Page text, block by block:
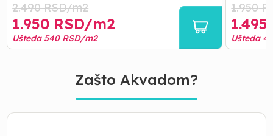
2.490RSD/m2
1.950 RSD/m2
Ušteda 540RSD/m2
1.950
1.495
Ušteda
Zašto Akvadom?